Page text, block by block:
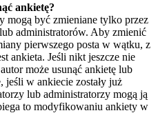
ankietę?
mogą być zmieniane tylko przez
administratorów. Aby zmienić
pierwszego posta w wątku, z
ankieta. Jeśli nikt jeszcze nie
może usunąć ankietę lub
jeśli w ankiecie zostały już
lub administratorzy mogą ją
to modyfikowaniu ankiety w